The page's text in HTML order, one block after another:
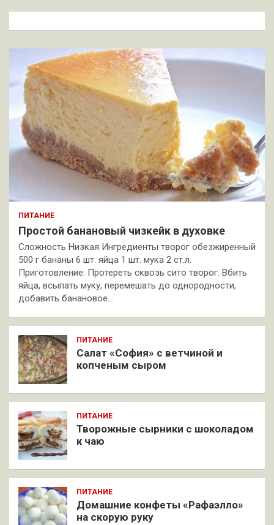
к
ПИТАНИЕ
Простой банановый чизкейк в духовке
Сложность Низкая Ингредиенты творог обезжиренный
500 г бананы 6 шт. яйца 1 шт. мука 2 ст.л.
Приготовление: Протереть сквозь сито творог. Вбить
яйца, всыпать муку, перемешать до однородности,
добавить банановое…
ПИТАНИЕ
Салат «София» с ветчиной и
копченым сыром
ПИТАНИЕ
Творожные сырники с шоколадом
к чаю
ПИТАНИЕ
Домашние конфеты «Рафаэлло»
на скорую руку